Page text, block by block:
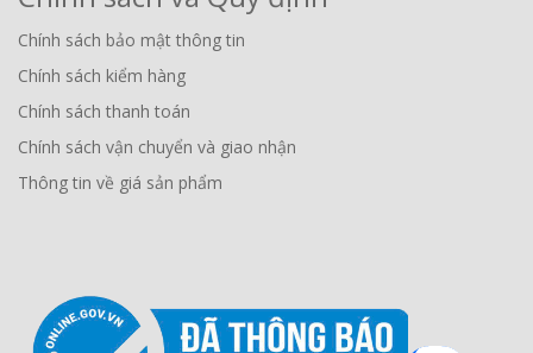
Chính sách bảo mật thông tin
Chính sách kiểm hàng
Chính sách thanh toán
Chính sách vận chuyển và giao nhận
Thông tin về giá sản phẩm